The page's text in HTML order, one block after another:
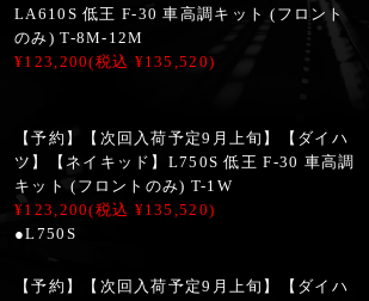
LA610S 低王 F-30 車高調キット (フロント
のみ) T-8M-12M
¥123,200(税込 ¥135,520)
【予約】【次回入荷予定9月上旬】【ダイハ
ツ】【ネイキッド】L750S 低王 F-30 車高調
キット (フロントのみ) T-1W
¥123,200(税込 ¥135,520)
●L750S
【予約】【次回入荷予定9月上旬】【ダイハ